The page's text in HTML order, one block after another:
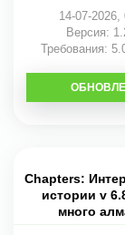
14-07-2026,
Версия:
Требования:
Chapters:
истории v
много